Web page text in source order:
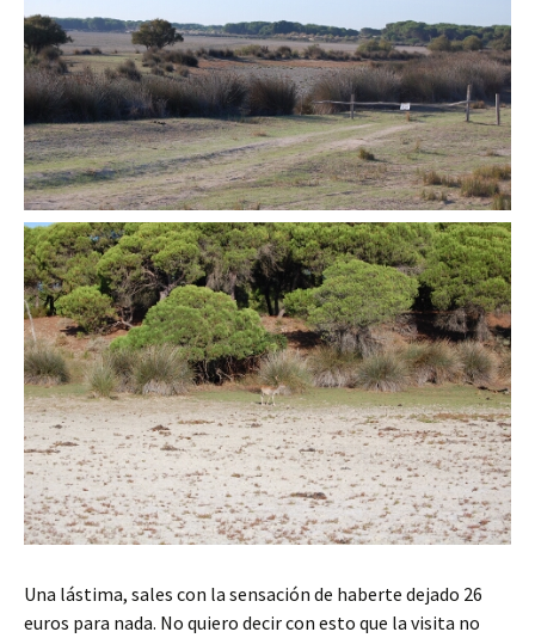
Una lástima, sales con la sensación de haberte dejado 26
euros para nada. No quiero decir con esto que la visita no